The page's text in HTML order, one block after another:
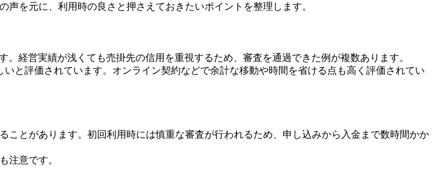
を元に、利用時の良さと押さえておきたいポイントを整理します。
経営実績が浅くても売掛先の信用を重視するため、審査を通過できた例が複数あります。
と評価されています。オンライン契約などで余計な移動や時間を省ける点も高く評価されてい
とがあります。初回利用時には慎重な審査が行われるため、申し込みから入金まで数時間かか
注意です。